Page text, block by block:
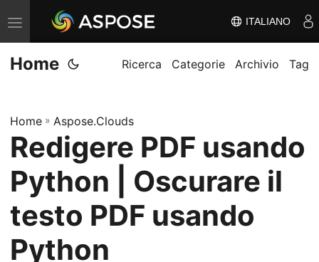
V
ä
x
n
a
i
g
e
r
ITALIANO
Home Ricerca Categorie Archivio Tag
Home » Aspose.Clouds
Redigere PDF usando
Python | Oscurare il
testo PDF usando
Python